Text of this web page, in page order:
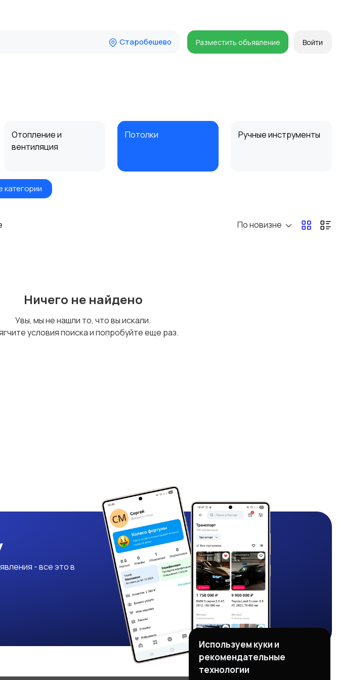
Старобешево Разместить объявление Войти
Отопление и
вентиляция
Потолки Ручные инструменты
Электроинструмент
категории
По новизне
Ничего не найдено
Увы, мы не нашли то, что вы искали.
условия поиска и попробуйте еще раз.
- все это в
Используем куки и
рекомендательные
технологии